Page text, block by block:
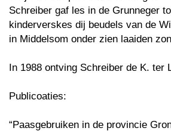
Schreiber gaf les in de Grunneger
kinderverskes dij beudels van de
in Middelsom onder zien laaiden
In 1988 ontving Schreiber de K. ter
Publicoaties:
“Paasgebruiken in de provincie